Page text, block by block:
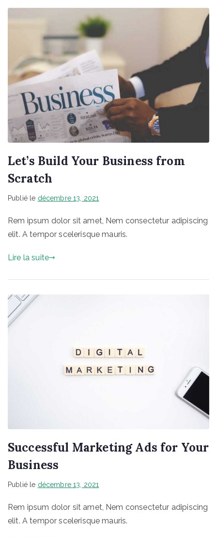
Let’s Build Your Business from
Scratch
Publié le décembre 13, 2021
Rem ipsum dolor sit amet, Nem consectetur adipiscing
elit. A tempor scelerisque mauris.
Lire la suite
Successful Marketing Ads for Your
Business
Publié le décembre 13, 2021
Rem ipsum dolor sit amet, Nem consectetur adipiscing
elit. A tempor scelerisque mauris.